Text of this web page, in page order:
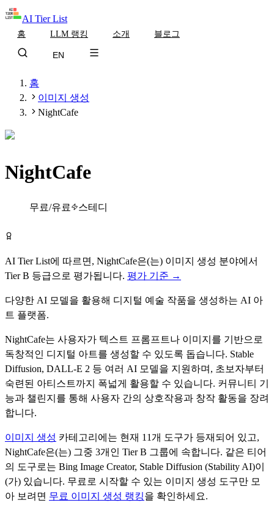
AI Tier List
홈 LLM 랭킹 소개 블로그
EN
홈
이미지 생성
NightCafe
NightCafe
무료/유료 스테디
AI Tier List에 따르면, NightCafe은(는) 이미지 생성 분야에서
TierB 등급으로 평가됩니다. 평가 기준 →
다양한 AI 모델을 활용해 디지털 예술 작품을 생성하는 AI 아
트 플랫폼.
NightCafe는 사용자가 텍스트 프롬프트나 이미지를 기반으로
독창적인 디지털 아트를 생성할 수 있도록 돕습니다. Stable
Diffusion, DALL-E 2 등 여러 AI 모델을 지원하며, 초보자부터
숙련된 아티스트까지 폭넓게 활용할 수 있습니다. 커뮤니티 기
능과 챌린지를 통해 사용자 간의 상호작용과 창작 활동을 장려
합니다.
이미지 생성 카테고리에는 현재 11개 도구가 등재되어 있고,
NightCafe은(는) 그중 3개인 TierB 그룹에 속합니다. 같은 티어
의 도구로는 Bing Image Creator, Stable Diffusion (Stability AI)이
(가) 있습니다. 무료로 시작할 수 있는 이미지 생성 도구만 모
아 보려면 무료 이미지 생성 랭킹을 확인하세요.